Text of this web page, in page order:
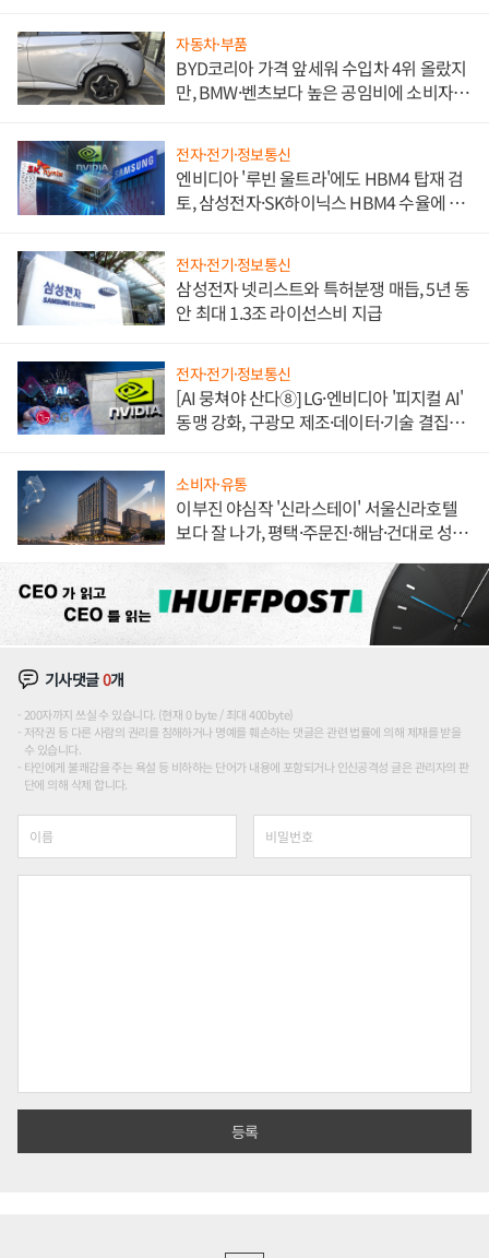
자동차·부품
BYD코리아 가격 앞세워 수입차 4위 올랐지
만, BMW·벤츠보다 높은 공임비에 소비자
전자·전기·정보통신
엔비디아 '루빈 울트라'에도 HBM4 탑재 검
토, 삼성전자·SK하이닉스 HBM4 수율에 주
전자·전기·정보통신
삼성전자 넷리스트와 특허분쟁 매듭, 5년 동
안 최대 1.3조 라이선스비 지급
전자·전기·정보통신
[AI 뭉쳐야 산다⑧] LG·엔비디아 '피지컬 AI'
동맹 강화, 구광모 제조·데이터·기술 결집
소비자·유통
이부진 야심작 '신라스테이' 서울신라호텔
보다 잘 나가, 평택·주문진·해남·건대로 성
기사댓글0개
200자까지 쓰실 수 있습니다. (현재 0 byte / 최대 400byte)
저작권 등 다른 사람의 권리를 침해하거나 명예를 훼손하는 댓글은 관련 법률에 의해 제재를 받을
수 있습니다.
타인에게 불쾌감을 주는 욕설 등 비하하는 단어가 내용에 포함되거나 인신공격성 글은 관리자의 판
단에 의해 삭제 합니다.